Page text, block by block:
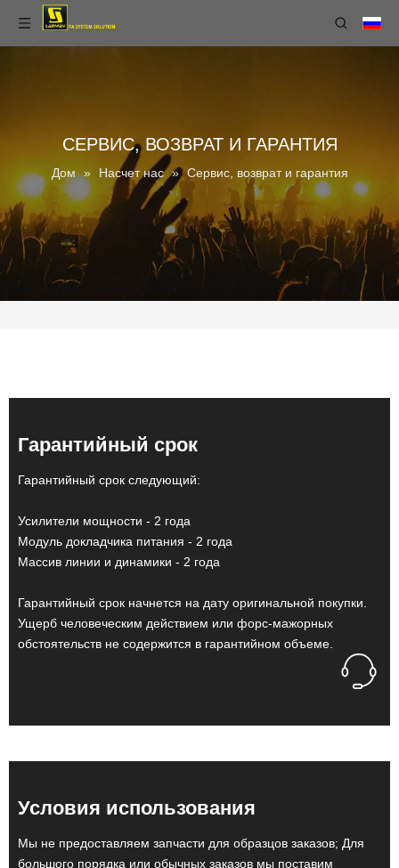
СЕРВИС, ВОЗВРАТ И ГАРАНТИЯ
Дом » Насчет нас » Сервис, возврат и гарантия
Гарантийный срок
Гарантийный срок следующий:
Усилители мощности - 2 года
Модуль докладчика питания - 2 года
Массив линии и динамики - 2 года
Гарантийный срок начнется на дату оригинальной покупки.
Ущерб человеческим действием или форс-мажорных
обстоятельств не содержится в гарантийном объеме.
Условия использования
Мы не предоставляем запчасти для образцов заказов; Для
большого порядка или обычных заказов мы поставим